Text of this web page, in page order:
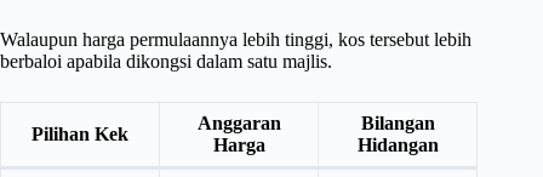
Walaupun harga permulaannya lebih tinggi, kos tersebut lebih
berbaloi apabila dikongsi dalam satu majlis.
Pilihan Kek
Anggaran
Harga
Bilangan
Hidangan